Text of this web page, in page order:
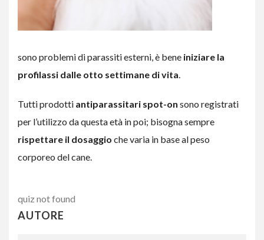
sono problemi di parassiti esterni, è bene iniziare la
profilassi dalle otto settimane di vita.
Tutti prodotti antiparassitari spot-on sono registrati
per l’utilizzo da questa età in poi; bisogna sempre
rispettare il dosaggio che varia in base al peso
corporeo del cane.
quiz not found
AUTORE